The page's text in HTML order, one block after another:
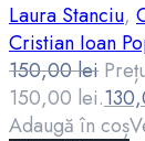
Laura Stanciu,
Cristian Ioan
150,00lei
150,00 lei.
Adaugă în coș